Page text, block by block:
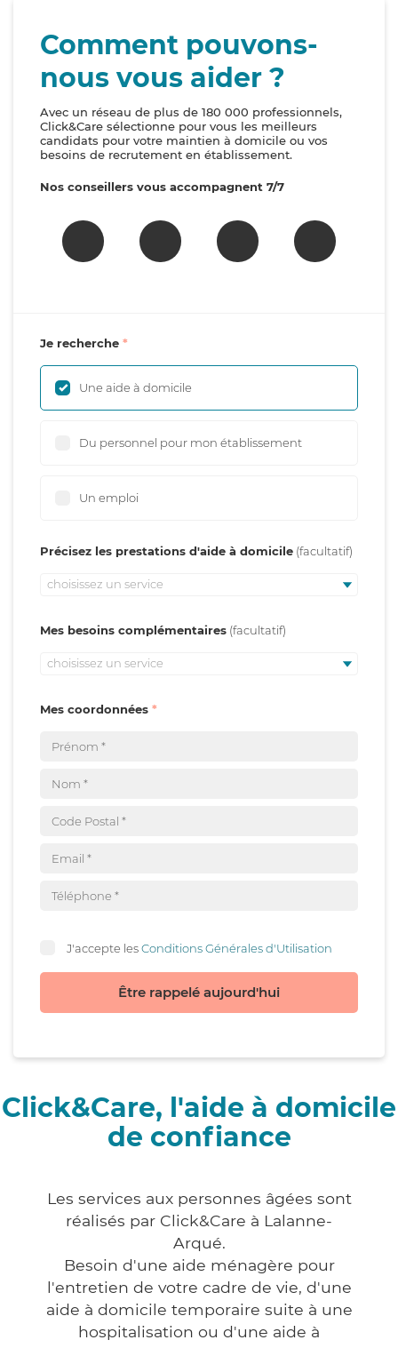
Comment pouvons-
nous vous aider ?
Avec un réseau de plus de 180 000 professionnels,
Click&Care sélectionne pour vous les meilleurs
candidats pour votre maintien à domicile ou vos
besoins de recrutement en établissement.
Nos conseillers vous accompagnent 7/7
Je recherche
Une aide à domicile
Du personnel pour mon établissement
Un emploi
Précisez les prestations d'aide à domicile
choisissez un service
Mes besoins complémentaires
choisissez un service
Mes coordonnées
J'accepte lesConditions Générales d'Utilisation
Être rappelé aujourd'hui
Click&Care, l'aide à domicile
de confiance
Les services aux personnes âgées sont
réalisés par Click&Care à Lalanne-
Arqué.
Besoin d'une aide ménagère pour
l'entretien de votre cadre de vie, d'une
aide à domicile temporaire suite à une
hospitalisation ou d'une aide à